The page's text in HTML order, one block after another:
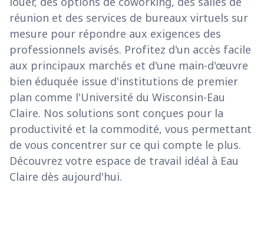
réunion et des services de bureaux virtuels sur
mesure pour répondre aux exigences des
professionnels avisés. Profitez d'un accès facile
aux principaux marchés et d'une main-d'œuvre
bien éduquée issue d'institutions de premier
plan comme l'Université du Wisconsin-Eau
Claire. Nos solutions sont conçues pour la
productivité et la commodité, vous permettant
de vous concentrer sur ce qui compte le plus.
Découvrez votre espace de travail idéal à Eau
Claire dès aujourd'hui.